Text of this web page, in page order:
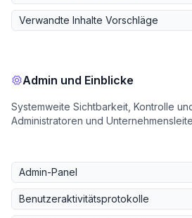
Verwandte Inhalte Vorschläge
Admin und Einblicke
Systemweite Sichtbarkeit, Kontrolle
Administratoren und
Admin-Panel
Benutzeraktivitätsprotokolle